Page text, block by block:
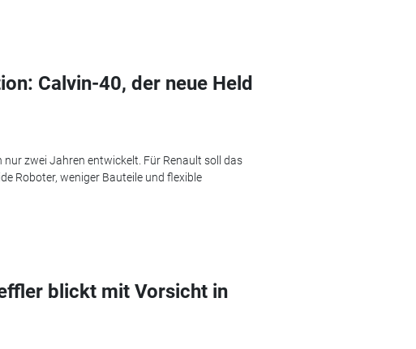
Calvin-40, der neue Held
nur zwei Jahren entwickelt. Für Renault soll das
Roboter, weniger Bauteile und flexible
blickt mit Vorsicht in